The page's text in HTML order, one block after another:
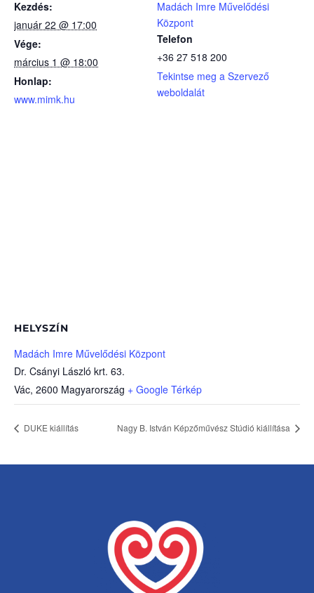
Kezdés:
január 22 @ 17:00
Vége:
március 1 @ 18:00
Honlap:
www.mimk.hu
Madách Imre Művelődési
Központ
Telefon
+36 27 518 200
Tekintse meg a Szervező
weboldalát
HELYSZÍN
Madách Imre Művelődési Központ
Dr. Csányi László krt. 63.
Vác, 2600 Magyarország + Google Térkép
DUKE kiállítás Nagy B. István Képzőművész Stúdió kiállítása